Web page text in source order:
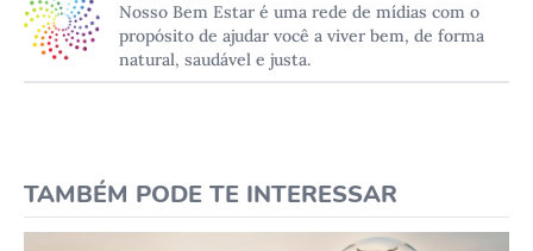
Nosso Bem Estar é uma rede de mídias com o
propósito de ajudar você a viver bem, de forma
natural, saudável e justa.
TAMBÉM PODE TE INTERESSAR